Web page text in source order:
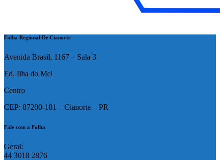
Folha Regional De Cianorte
Avenida Brasil, 1167 – Sala 3
Ed. Ilha do Mel
Centro
CEP: 87200-181 – Cianorte – PR
Fale com a Folha
Geral:
44 3018 2876